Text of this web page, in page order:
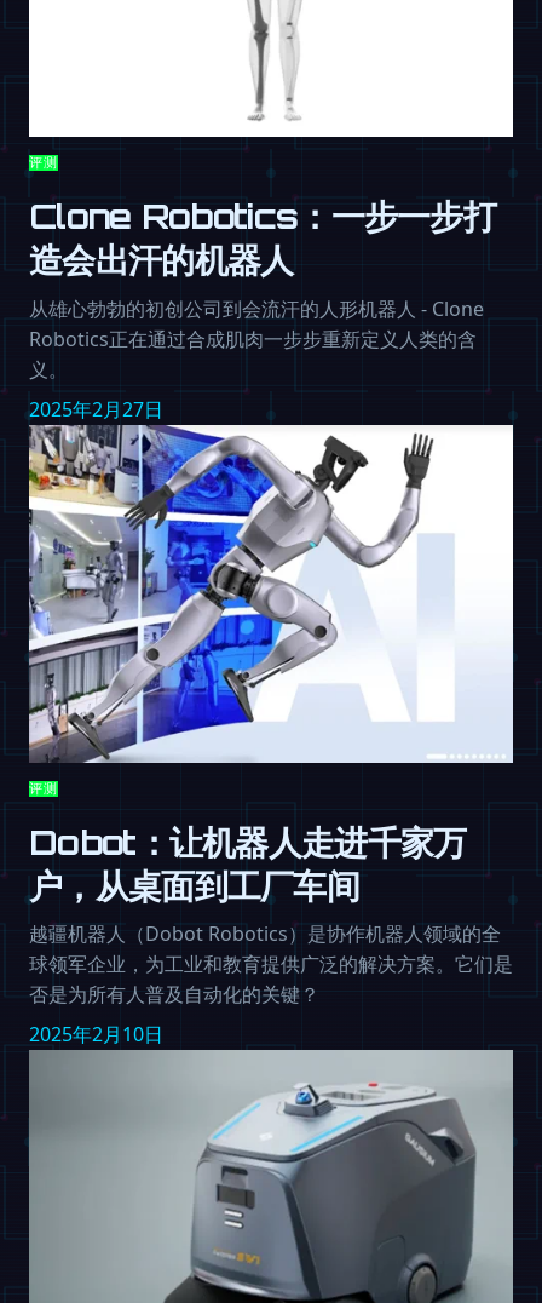
评测
Clone Robotics：一步一步打
造会出汗的机器人
从雄心勃勃的初创公司到会流汗的人形机器人 - Clone
Robotics正在通过合成肌肉一步步重新定义人类的含
义。
2025年2月27日
评测
Dobot：让机器人走进千家万
户，从桌面到工厂车间
越疆机器人（Dobot Robotics）是协作机器人领域的全
球领军企业，为工业和教育提供广泛的解决方案。它们是
否是为所有人普及自动化的关键？
2025年2月10日